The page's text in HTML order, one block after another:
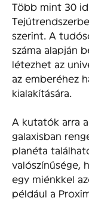
Több mint 30
szerint. A
száma alapján
létezhet az
az emberéhez
kialakítására.
A kutatók arra
galaxisban
planéta
valószínűsége,
egy miénkkel
például a